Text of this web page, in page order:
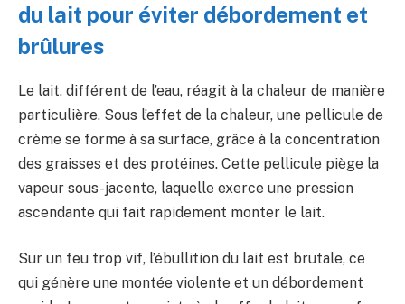
du lait pour éviter débordement et
brûlures
Le lait, différent de l’eau, réagit à la chaleur de manière
particulière. Sous l’effet de la chaleur, une pellicule de
crème se forme à sa surface, grâce à la concentration
des graisses et des protéines. Cette pellicule piège la
vapeur sous-jacente, laquelle exerce une pression
ascendante qui fait rapidement monter le lait.
Sur un feu trop vif, l’ébullition du lait est brutale, ce
qui génère une montée violente et un débordement